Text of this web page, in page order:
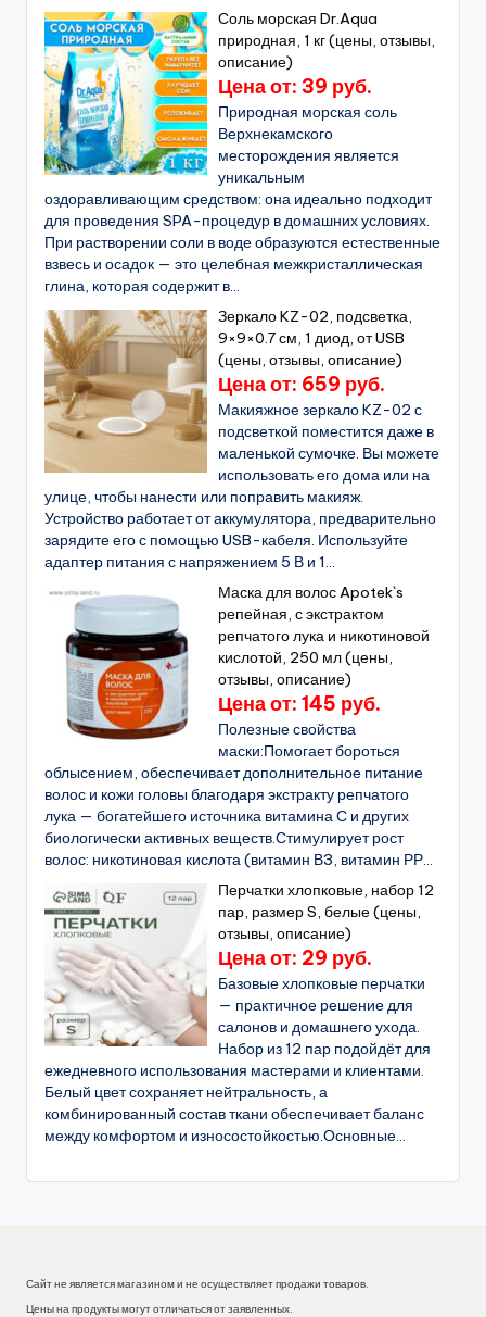
Соль морская Dr.Aqua
природная, 1 кг (цены, отзывы,
описание)
Цена от: 39 руб.
Природная морская соль
Верхнекамского
месторождения является
уникальным
оздоравливающим средством: она идеально подходит
для проведения SPA-процедур в домашних условиях.
При растворении соли в воде образуются естественные
взвесь и осадок — это целебная межкристаллическая
глина, которая содержит в...
Зеркало KZ-02, подсветка,
9×9×0.7 см, 1 диод, от USB
(цены, отзывы, описание)
Цена от: 659 руб.
Макияжное зеркало KZ-02 с
подсветкой поместится даже в
маленькой сумочке. Вы можете
использовать его дома или на
улице, чтобы нанести или поправить макияж.
Устройство работает от аккумулятора, предварительно
зарядите его с помощью USB-кабеля. Используйте
адаптер питания с напряжением 5 В и 1...
Маска для волос Apotek`s
репейная, с экстрактом
репчатого лука и никотиновой
кислотой, 250 мл (цены,
отзывы, описание)
Цена от: 145 руб.
Полезные свойства
маски:Помогает бороться
облысением, обеспечивает дополнительное питание
волос и кожи головы благодаря экстракту репчатого
лука — богатейшего источника витамина С и других
биологически активных веществ.Стимулирует рост
волос: никотиновая кислота (витамин В3, витамин РР...
Перчатки хлопковые, набор 12
пар, размер S, белые (цены,
отзывы, описание)
Цена от: 29 руб.
Базовые хлопковые перчатки
— практичное решение для
салонов и домашнего ухода.
Набор из 12 пар подойдёт для
ежедневного использования мастерами и клиентами.
Белый цвет сохраняет нейтральность, а
комбинированный состав ткани обеспечивает баланс
между комфортом и износостойкостью.Основные...
Сайт не является магазином и не осуществляет продажи товаров.
Цены на продукты могут отличаться от заявленных.